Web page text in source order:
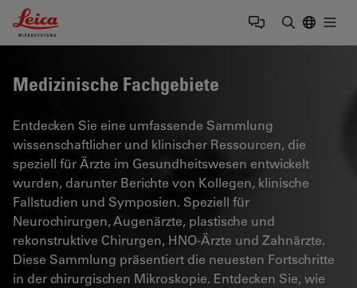
Leica Microsystems Logo
Medizinische Fachgebiete
Entdecken Sie eine umfassende Sammlung
wissenschaftlicher und klinischer Ressourcen, die
speziell für Ärzte im Gesundheitswesen entwickelt
wurden, darunter Berichte von Kollegen, klinische
Fallstudien und Symposien. Speziell für
Neurochirurgen, Augenärzte, plastische und
rekonstruktive Chirurgen, HNO-Ärzte und Zahnärzte.
Diese Sammlung präsentiert die neuesten Fortschritte
in der chirurgischen Mikroskopie. Entdecken Sie, wie